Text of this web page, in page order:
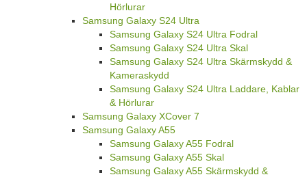
Hörlurar
Samsung Galaxy S24 Ultra
Samsung Galaxy S24 Ultra Fodral
Samsung Galaxy S24 Ultra Skal
Samsung Galaxy S24 Ultra Skärmskydd &
Kameraskydd
Samsung Galaxy S24 Ultra Laddare, Kablar
& Hörlurar
Samsung Galaxy XCover 7
Samsung Galaxy A55
Samsung Galaxy A55 Fodral
Samsung Galaxy A55 Skal
Samsung Galaxy A55 Skärmskydd &